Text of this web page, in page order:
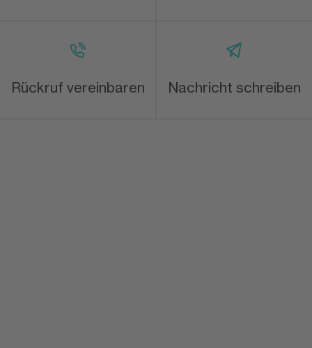
Rückruf vereinbaren Nachricht schreiben